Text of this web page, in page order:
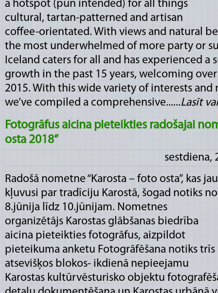
a hotspot (pun intended) for all things
cultural, tartan-patterned and artisan
coffee-orientated. With views and natural
the most underwhelmed of more party or
Iceland caters for all and has experienced a
growth in the past 15 years, welcoming
2015. With this wide variety of interests
we’ve compiled a comprehensive......Lasīt
Fotogrāfus aicina pieteikties radošajai
osta 2018”
sestdiena,
Radošā nometne “Karosta – foto osta”, kas jau
kļuvusi par tradīciju Karostā, šogad notiks no
8.jūnija līdz 10.jūnijam. Nometnes
organizētājs Karostas glābšanas biedrība
aicina pieteikties fotogrāfus, aizpildot
pieteikuma anketu Fotogrāfēšana notiks trīs
atsevišķos blokos- ikdienā nepieejamu
Karostas kultūrvēsturisko objektu